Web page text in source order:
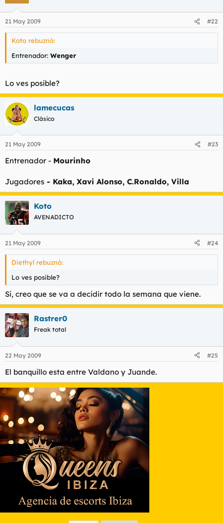
21 May 2009 #22
Koto rebuznó:
Entrenador: Wenger
Lo ves posible?
lamecucas
Clásico
21 May 2009 #23
Entrenador - Mourinho
Jugadores - Kaka, Xavi Alonso, C.Ronaldo, Villa
Koto
AVENADICTO
21 May 2009 #24
Diethyl rebuznó:
Lo ves posible?
Si, creo que se va a decidir todo la semana que viene.
Rastrer0
Freak total
22 May 2009 #25
El banquillo esta entre Valdano y Juande.